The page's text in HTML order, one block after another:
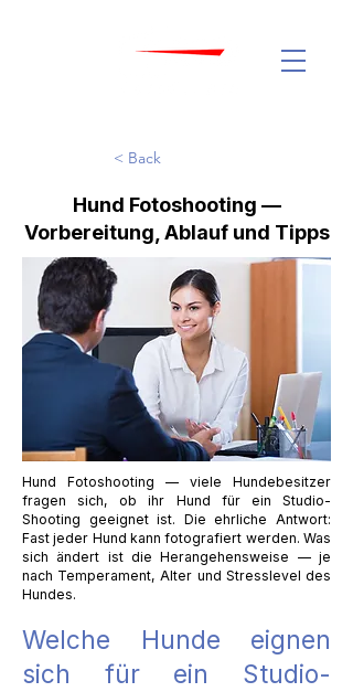
< Back
Hund Fotoshooting —
Vorbereitung, Ablauf und Tipps
Hund Fotoshooting — viele Hundebesitzer
fragen sich, ob ihr Hund für ein Studio-
Shooting geeignet ist. Die ehrliche Antwort:
Fast jeder Hund kann fotografiert werden. Was
sich ändert ist die Herangehensweise — je
nach Temperament, Alter und Stresslevel des
Hundes.
Welche Hunde eignen
sich für ein Studio-